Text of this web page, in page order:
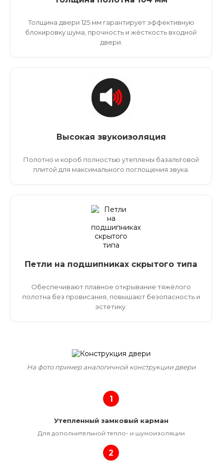
Толщина двери 125 мм гарантирует эффективную
блокировку шума, прочность и жёсткость входной
двери.
Высокая звукоизоляция
Полотно и короб полностью утеплены базальтовой
плитой для максимального поглощения звука.
Петли на подшипниках скрытого типа
Обеспечивают плавное открывание тяжёлого
полотна без провисания, повышают безопасность и
эстетику.
На фото пример аналогичной конструкции двери
1
Утепленный замковый карман
Для дополнительной тепло- и шумоизоляции
2